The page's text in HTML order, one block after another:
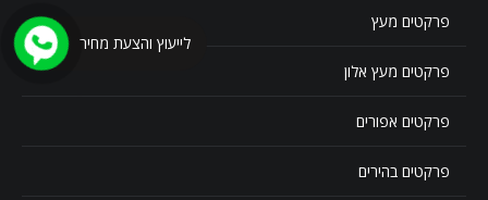
פרקטים מעץ
פרקטים מעץ אלון
פרקטים אפורים
פרקטים בהירים
לייעוץ והצעת מחיר